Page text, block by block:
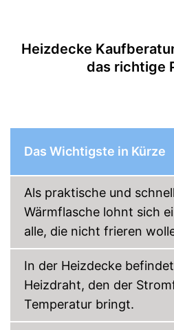
Material Unterseite
Waschbar
Waschbar bis
30
Beleuchtete
Funktionsanzeige
Rückschaltautomatik
Abschaltautomatik
Heizdecke
das richtige
Das Wichtigste in Kürze
Als praktische und
Wärmflasche lohnt sich
alle, die nicht frieren
In der Heizdecke
Heizdraht, den der
Temperatur bringt.